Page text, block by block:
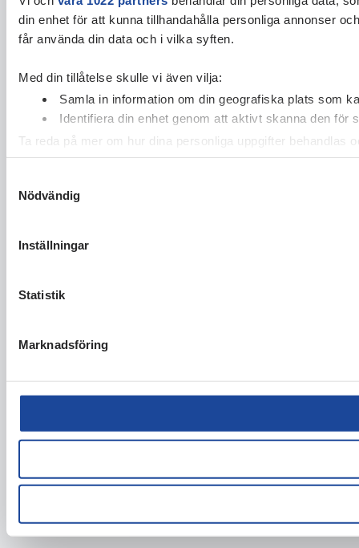
din enhet för att kunna tillhandahålla personliga annonser
får använda din data och i vilka syften.
Med din tillåtelse skulle vi även vilja:
Samla in information om din geografiska plats som
Identifiera din enhet genom att aktivt skanna den för
Ta reda på mer om hur dina personliga uppgifter behandlas
cookie-förklaringen.
Vi använder enhetsidentifierare för att anpassa innehållet
Nödvändig
Inställningar
Statistik
Marknadsföring